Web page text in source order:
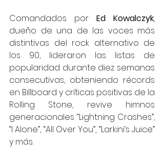
Comandados por Ed Kowalczyk,
dueño de una de las voces más
distintivas del rock alternativo de
los 90, lideraron las listas de
popularidad durante diez semanas
consecutivas, obteniendo récords
en Billboard y críticas positivas de la
Rolling Stone, revive himnos
generacionales “Lightning Crashes”,
“I Alone”, “All Over You”, “Larkini’s Juice”
y más.